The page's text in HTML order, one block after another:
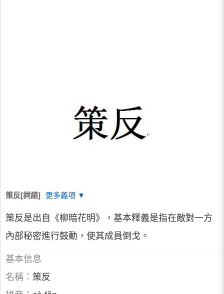
策反[詞語] 更多義項 ▼
策反是出自《柳暗花明》，基本釋義是指在敵對一方
內部秘密進行鼓動，使其成員倒戈。
基本信息
名稱： 策反